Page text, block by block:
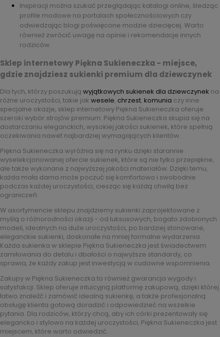
Inspiracji można szukać przeglądając katalogi online, śledząc
profile modowe na portalach społecznościowych czy
odwiedzając blogi poświęcone modzie dziecięcej. Warto
również zwrócić uwagę na opinie i rekomendacje innych
rodziców.
Sklep internetowy Piękna Sukieneczka - miejsce,
gdzie znajdziesz sukienki premium dla dziewczynek
Dla tych, którzy poszukują wyjątkowych sukienek dla dziewczynek na
różne uroczystości, takie jak wesele, chrzest, komunia czy inne
specjalne okazje, sklep internetowy Piękna Sukieneczka oferuje
szeroki wybór strojów premium. Piękna Sukieneczka skupia się na
dostarczaniu eleganckich, wysokiej jakości sukienek, które spełnią
oczekiwania nawet najbardziej wymagających klientów.
Piękna Sukieneczka wyróżnia się na rynku dzięki starannie
wyselekcjonowanej ofercie sukienek, które są nie tylko przepiękne,
ale także wykonane z najwyższej jakości materiałów. Dzięki temu,
każda mała dama może poczuć się komfortowo i swobodnie
podczas każdej uroczystości, ciesząc się każdą chwilą bez
ograniczeń.
W asortymencie sklepu znajdziemy sukienki zaprojektowane z
myślą o różnorodności okazji - od luksusowych, bogato zdobionych
modeli, idealnych na duże uroczystości, po bardziej stonowane,
eleganckie sukienki, doskonałe na mniej formalne wydarzenia.
Każda sukienka w sklepie Piękna Sukieneczka jest świadectwem
zamiłowania do detalu i dbałości o najwyższe standardy, co
sprawia, że każdy zakup jest inwestycją w cudowne wspomnienia.
Zakupy w Piękna Sukieneczka to również gwarancja wygody i
satysfakcji. Sklep oferuje intuicyjną platformę zakupową, dzięki której
łatwo znaleźć i zamówić idealną sukienkę, a także profesjonalną
obsługę klienta gotową doradzić i odpowiedzieć na wszelkie
pytania. Dla rodziców, którzy chcą, aby ich córki prezentowały się
elegancko i stylowo na każdej uroczystości, Piękna Sukieneczka jest
miejscem, które warto odwiedzić.